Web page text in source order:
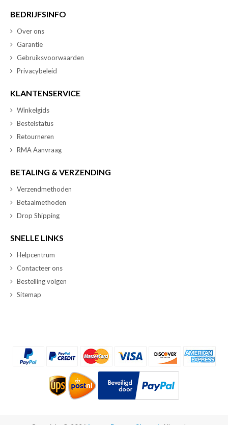
BEDRIJFSINFO
Over ons
Garantie
Gebruiksvoorwaarden
Privacybeleid
KLANTENSERVICE
Winkelgids
Bestelstatus
Retourneren
RMA Aanvraag
BETALING & VERZENDING
Verzendmethoden
Betaalmethoden
Drop Shipping
SNELLE LINKS
Helpcentrum
Contacteer ons
Bestelling volgen
Sitemap